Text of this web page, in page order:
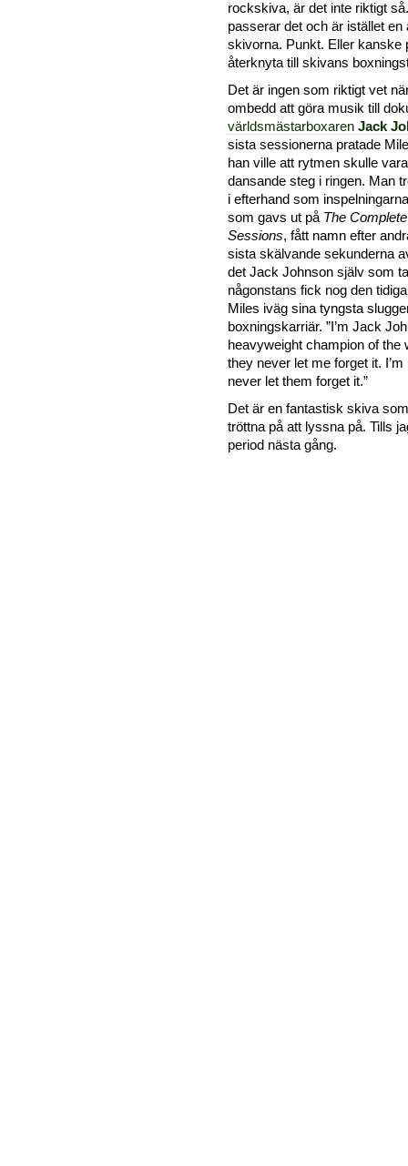
rockskiva, är det inte riktigt
passerar det och är istället en
skivorna. Punkt. Eller kanske
återknyta till skivans
Det är ingen som riktigt vet
ombedd att göra musik till
världsmästarboxaren Jack
sista sessionerna pratade
han ville att rytmen skulle
dansande steg i ringen. Man
i efterhand som
som gavs ut på The
Sessions, fått namn efter
sista skälvande sekunderna
det Jack Johnson själv som
någonstans fick nog den
Miles iväg sina tyngsta
boxningskarriär.
I’m Jack
heavyweight champion of the
they never let me forget it. I’m
never let them forget it.
Det är en fantastisk skiva
tröttna på att lyssna på. Tills
period nästa gång.